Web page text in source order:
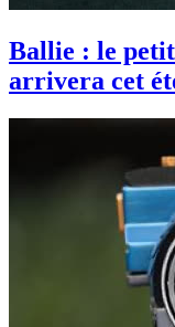
Ballie : le
arrivera cet